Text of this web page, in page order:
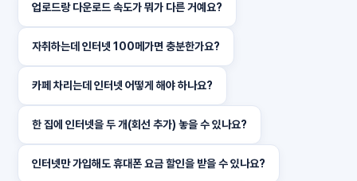
업로드랑 다운로드 속도가 뭐가 다른 거예요?
자취하는데 인터넷 100메가면 충분한가요?
카페 차리는데 인터넷 어떻게 해야 하나요?
한 집에 인터넷을 두 개(회선 추가) 놓을 수 있나요?
인터넷만 가입해도 휴대폰 요금 할인을 받을 수 있나요?